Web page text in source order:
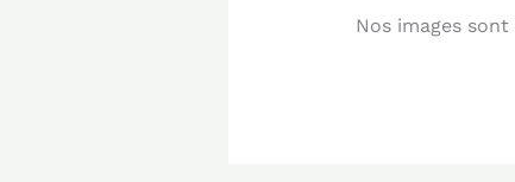
Nos images